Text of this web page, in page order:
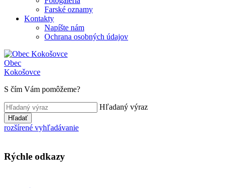
Farské oznamy
Kontakty
Napíšte nám
Ochrana osobných údajov
Obec
Kokošovce
S čím Vám pomôžeme?
Hľadaný výraz
Hľadať
rozšírené vyhľadávanie
Rýchle odkazy